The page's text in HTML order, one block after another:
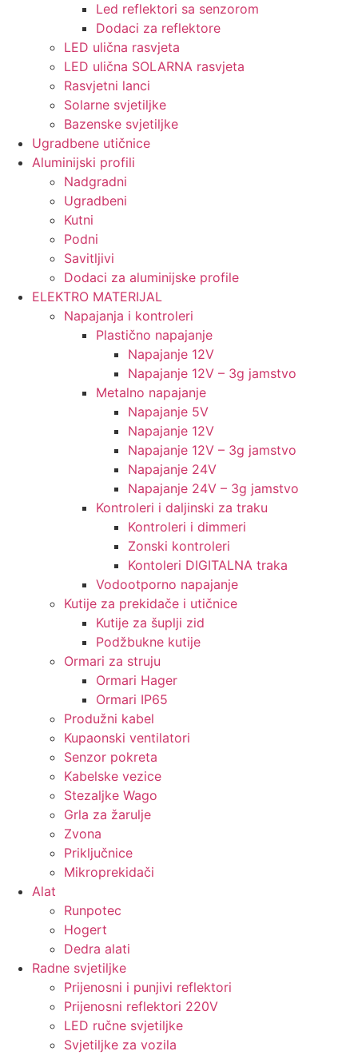
Led reflektori sa senzorom
Dodaci za reflektore
LED ulična rasvjeta
LED ulična SOLARNA rasvjeta
Rasvjetni lanci
Solarne svjetiljke
Bazenske svjetiljke
Ugradbene utičnice
Aluminijski profili
Nadgradni
Ugradbeni
Kutni
Podni
Savitljivi
Dodaci za aluminijske profile
ELEKTRO MATERIJAL
Napajanja i kontroleri
Plastično napajanje
Napajanje 12V
Napajanje 12V – 3g jamstvo
Metalno napajanje
Napajanje 5V
Napajanje 12V
Napajanje 12V – 3g jamstvo
Napajanje 24V
Napajanje 24V – 3g jamstvo
Kontroleri i daljinski za traku
Kontroleri i dimmeri
Zonski kontroleri
Kontoleri DIGITALNA traka
Vodootporno napajanje
Kutije za prekidače i utičnice
Kutije za šuplji zid
Podžbukne kutije
Ormari za struju
Ormari Hager
Ormari IP65
Produžni kabel
Kupaonski ventilatori
Senzor pokreta
Kabelske vezice
Stezaljke Wago
Grla za žarulje
Zvona
Priključnice
Mikroprekidači
Alat
Runpotec
Hogert
Dedra alati
Radne svjetiljke
Prijenosni i punjivi reflektori
Prijenosni reflektori 220V
LED ručne svjetiljke
Svjetiljke za vozila